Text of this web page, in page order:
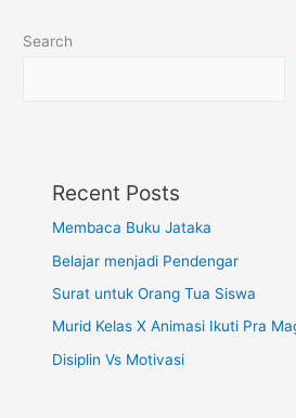
Search
Recent Posts
Membaca Buku Jataka
Belajar menjadi Pendengar
Surat untuk Orang Tua Siswa
Murid Kelas X Animasi Ikuti Pra
Disiplin Vs Motivasi